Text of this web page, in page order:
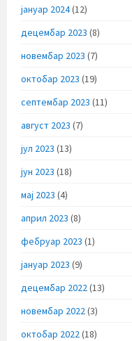
јануар 2024(12)
децембар 2023 (8)
новембар 2023 (7)
октобар 2023 (19)
септембар 2023 (11)
август 2023 (7)
јул 2023 (13)
јун 2023 (18)
мај 2023 (4)
април 2023 (8)
фебруар 2023 (1)
јануар 2023 (9)
децембар 2022(13)
новембар 2022(3)
октобар 2022(18)